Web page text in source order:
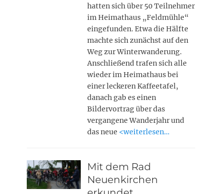
hatten sich über 50 Teilnehmer
im Heimathaus „Feldmühle“
eingefunden. Etwa die Hälfte
machte sich zunächst auf den
Weg zur Winterwanderung.
Anschließend trafen sich alle
wieder im Heimathaus bei
einer leckeren Kaffeetafel,
danach gab es einen
Bildervortrag über das
vergangene Wanderjahr und
das neue <weiterlesen…
Mit dem Rad
Neuenkirchen